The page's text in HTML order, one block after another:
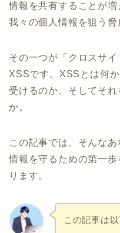
情報を共有することが
我々の個人情報を狙う脅
その一つが「クロスサ
XSSです。XSSとは何
受けるのか、そしてそ
か。
この記事では、そんな
情報を守るための第一
ります。
この記事は